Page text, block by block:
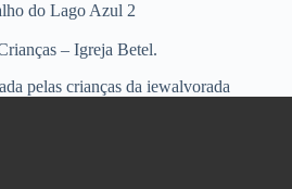
do Lago Azul 2
– Igreja Betel.
pelas crianças da iewalvorada